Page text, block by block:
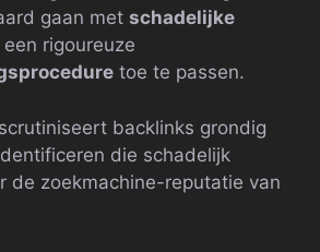
gaan met schadelijke
rigoureuze
toe te passen.
backlinks grondig
die schadelijk
de zoekmachine-reputatie van